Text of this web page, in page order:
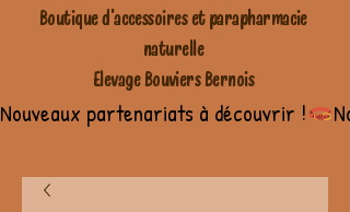
Boutique d'accessoires et parapharmacie
naturelle
Elevage Bouviers Bernois
Nouveaux partenariats à découvrir !